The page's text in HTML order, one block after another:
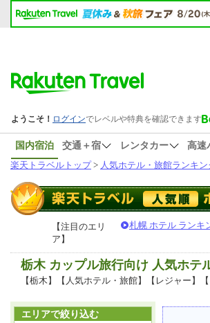
国内宿泊 交通＋宿 レンタカー 高速
楽天トラベルトップ> 人気ホテル・旅館ランキン
【注目のエリ
ア】
札幌 ホテル ランキ
栃木 カップル旅行向け 人気ホテ
【栃木】【人気ホテル・旅館】【レジャー】
エリアで絞り込む